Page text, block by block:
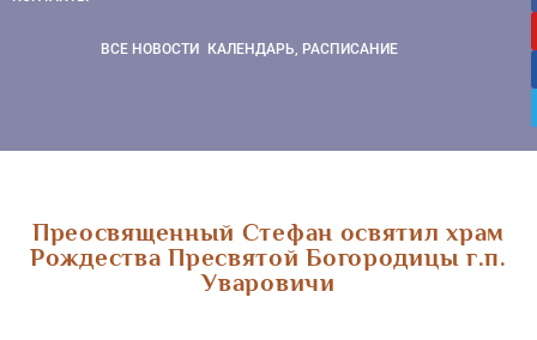
ВСЕ НОВОСТИ КАЛЕНДАРЬ, РАСПИСАНИЕ
Преосвященный Стефан освятил храм
Рождества Пресвятой Богородицы г.п.
Уваровичи